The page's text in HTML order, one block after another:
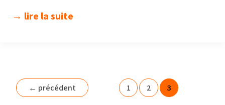
l’histoire
→ lire la suite
← précédent 1 2 3